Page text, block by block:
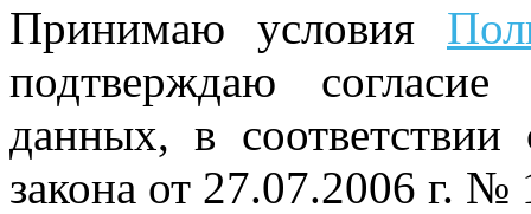
Принимаю условия
подтверждаю
данных, в соответствии
закона от 27.07.2006 г.